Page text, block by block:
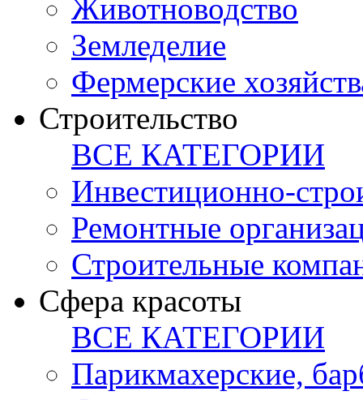
Животноводство
Земледелие
Фермерские
Строительство
ВСЕ КАТЕГОРИИ
Инвестиционно-
Ремонтные
Строительные
Сфера красоты
ВСЕ КАТЕГОРИИ
Парикмахерские,